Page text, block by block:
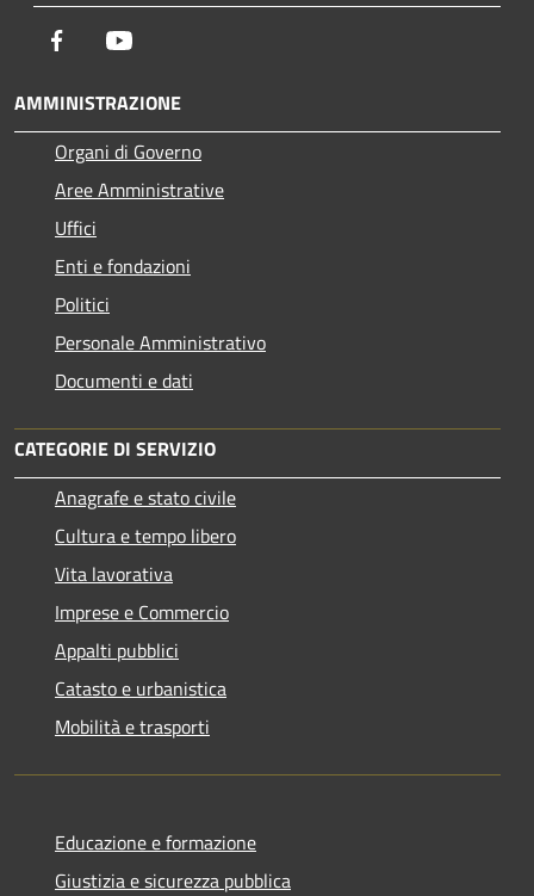
Facebook
AMMINISTRAZIONE
Organi di Governo
Aree Amministrative
Uffici
Enti e fondazioni
Politici
Personale Amministrativo
Documenti e dati
CATEGORIE DI SERVIZIO
Anagrafe e stato civile
Cultura e tempo libero
Vita lavorativa
Imprese e Commercio
Appalti pubblici
Catasto e urbanistica
Mobilità e trasporti
Educazione e formazione
Giustizia e sicurezza pubblica